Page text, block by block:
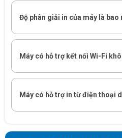
Độ phân giải in của máy là bao
Máy có hỗ trợ kết nối Wi-Fi
Máy có hỗ trợ in từ điện thoại